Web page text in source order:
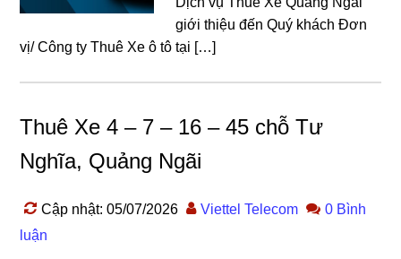
giới thiệu đến Quý khách Đơn
vị/ Công ty Thuê Xe ô tô tại […]
Thuê Xe 4 – 7 – 16 – 45 chỗ Tư
Nghĩa, Quảng Ngãi
Cập nhật: 05/07/2026 Viettel Telecom
0 Bình
luận